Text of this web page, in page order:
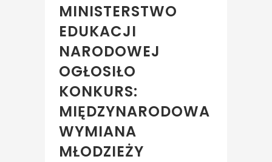
MINISTERSTWO
EDUKACJI
NARODOWEJ
OGŁOSIŁO
KONKURS:
MIĘDZYNARODOWA
WYMIANA
MŁODZIEŻY